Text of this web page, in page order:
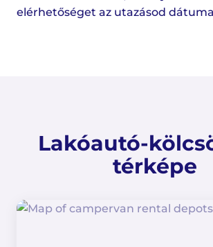
elérhetőséget az utazásod
Lakóautó-
térképe